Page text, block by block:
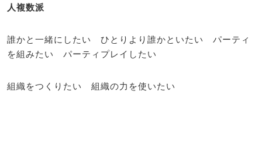
人複数派
誰かと一緒にしたい ひとりより誰かといたい パーティ
を組みたい パーティプレイしたい
組織をつくりたい 組織の力を使いたい